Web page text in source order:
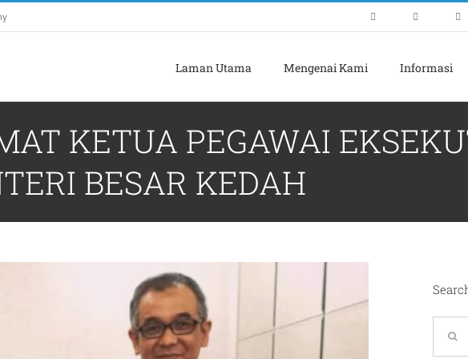
Laman Utama Mengenai Kami Informasi
KETUA PEGAWAI
BESAR KEDAH